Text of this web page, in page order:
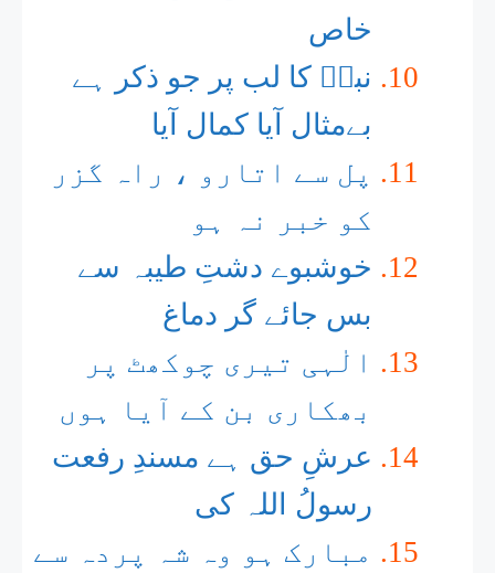
خاص
نبیؐ کا لب پر جو ذکر ہے
بےمثال آیا کمال آیا
پل سے اتارو ، راہ گزر
کو خبر نہ ہو
خوشبوے دشتِ طیبہ سے
بس جائے گر دماغ
الٰہی تیری چوکھٹ پر
بھکاری بن کے آیا ہوں
عرشِ حق ہے مسندِ رفعت
رسولُ اللہ کی
مبارک ہو وہ شہ پردہ سے